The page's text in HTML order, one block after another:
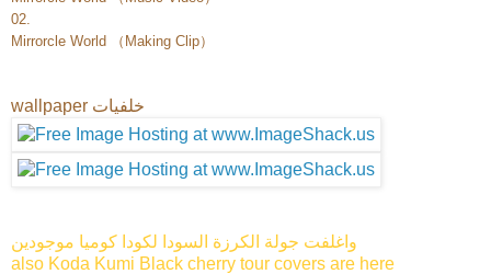
02.
Mirrorcle World （Making Clip）
wallpaper خلفيات
واغلفت جولة الكرزة السودا لكودا كوميا موجودين
also Koda Kumi Black cherry tour covers are here